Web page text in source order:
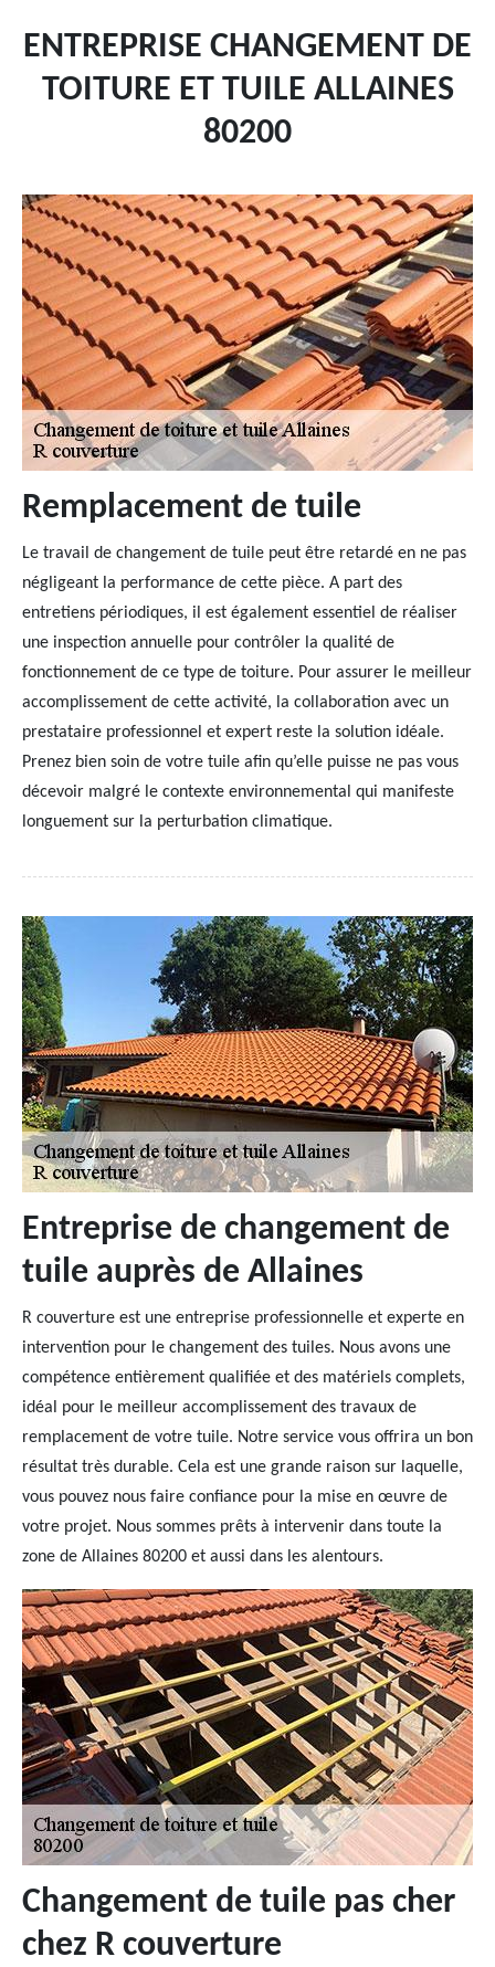
ENTREPRISE CHANGEMENT DE
TOITURE ET TUILE ALLAINES
80200
Remplacement de tuile
Le travail de changement de tuile peut être retardé en ne pas
négligeant la performance de cette pièce. A part des
entretiens périodiques, il est également essentiel de réaliser
une inspection annuelle pour contrôler la qualité de
fonctionnement de ce type de toiture. Pour assurer le meilleur
accomplissement de cette activité, la collaboration avec un
prestataire professionnel et expert reste la solution idéale.
Prenez bien soin de votre tuile afin qu’elle puisse ne pas vous
décevoir malgré le contexte environnemental qui manifeste
longuement sur la perturbation climatique.
Entreprise de changement de
tuile auprès de Allaines
R couverture est une entreprise professionnelle et experte en
intervention pour le changement des tuiles. Nous avons une
compétence entièrement qualifiée et des matériels complets,
idéal pour le meilleur accomplissement des travaux de
remplacement de votre tuile. Notre service vous offrira un bon
résultat très durable. Cela est une grande raison sur laquelle,
vous pouvez nous faire confiance pour la mise en œuvre de
votre projet. Nous sommes prêts à intervenir dans toute la
zone de Allaines 80200 et aussi dans les alentours.
Changement de tuile pas cher
chez R couverture